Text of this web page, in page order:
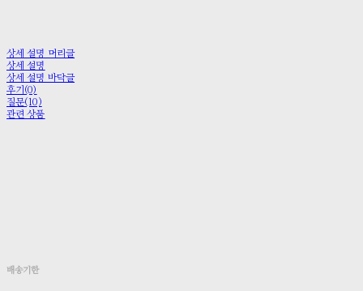
상세 설명 머리글
상세 설명
상세 설명 바닥글
후기(0)
질문(10)
관련 상품
배송기한